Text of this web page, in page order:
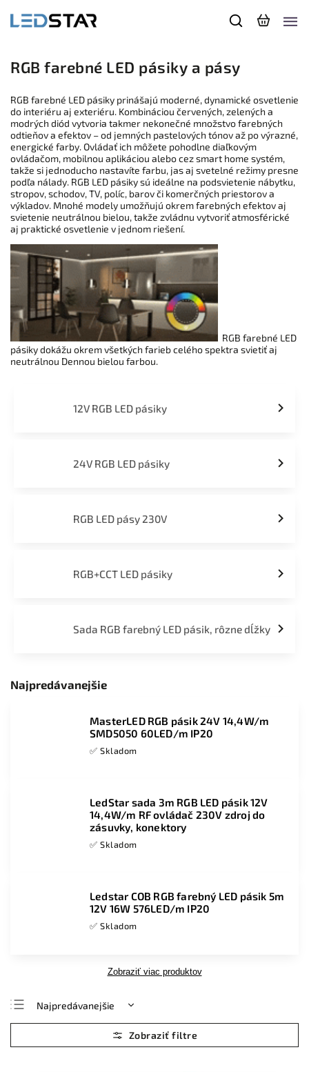
RGB farebné LED pásiky a pásy
RGB farebné LED pásiky prinášajú moderné, dynamické osvetlenie
do interiéru aj exteriéru. Kombináciou červených, zelených a
modrých diód vytvoria takmer nekonečné množstvo farebných
odtieňov a efektov – od jemných pastelových tónov až po výrazné,
energické farby. Ovládať ich môžete pohodlne diaľkovým
ovládačom, mobilnou aplikáciou alebo cez smart home systém,
takže si jednoducho nastavíte farbu, jas aj svetelné režimy presne
podľa nálady. RGB LED pásiky sú ideálne na podsvietenie nábytku,
stropov, schodov, TV, políc, barov či komerčných priestorov a
výkladov. Mnohé modely umožňujú okrem farebných efektov aj
svietenie neutrálnou bielou, takže zvládnu vytvoriť atmosférické
aj praktické osvetlenie v jednom riešení.
RGB farebné LED
pásiky dokážu okrem všetkých farieb celého spektra svietiť aj
neutrálnou Dennou bielou farbou.
12V RGB LED pásiky
24V RGB LED pásiky
RGB LED pásy 230V
RGB+CCT LED pásiky
Sada RGB farebný LED pásik, rôzne dĺžky
Najpredávanejšie
MasterLED RGB pásik 24V 14,4W/m
SMD5050 60LED/m IP20
✅ Skladom
LedStar sada 3m RGB LED pásik 12V
14,4W/m RF ovládač 230V zdroj do
zásuvky, konektory
✅ Skladom
Ledstar COB RGB farebný LED pásik 5m
12V 16W 576LED/m IP20
✅ Skladom
Zobraziť viac produktov
Najpredávanejšie
Najlacnejšie
Najdrahšie